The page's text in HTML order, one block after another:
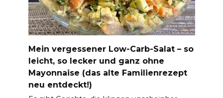
Mein vergessener Low-Carb-Salat – so
leicht, so lecker und ganz ohne
Mayonnaise (das alte Familienrezept
neu entdeckt!)